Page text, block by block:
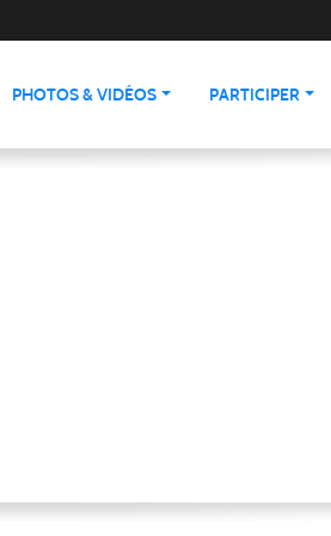
PHOTOS & VIDÉOS PARTICIPER